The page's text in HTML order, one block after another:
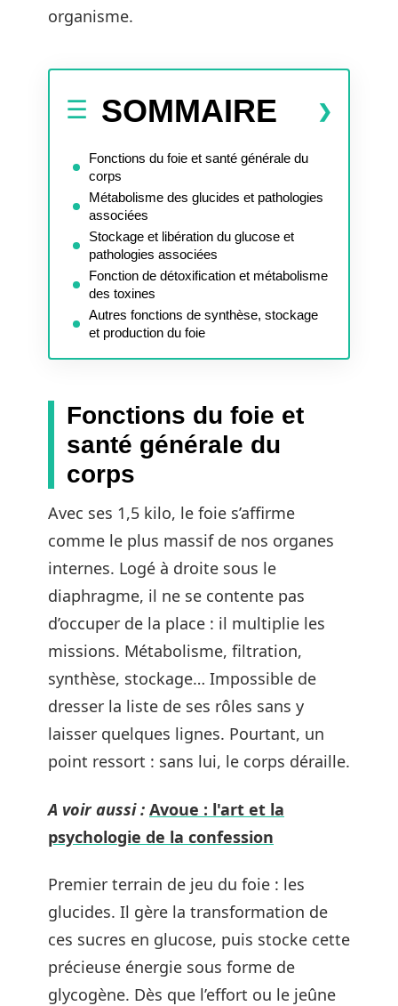
organisme.
SOMMAIRE
Fonctions du foie et santé générale du
corps
Métabolisme des glucides et pathologies
associées
Stockage et libération du glucose et
pathologies associées
Fonction de détoxification et métabolisme
des toxines
Autres fonctions de synthèse, stockage
et production du foie
Fonctions du foie et
santé générale du
corps
Avec ses 1,5 kilo, le foie s’affirme
comme le plus massif de nos organes
internes. Logé à droite sous le
diaphragme, il ne se contente pas
d’occuper de la place : il multiplie les
missions. Métabolisme, filtration,
synthèse, stockage… Impossible de
dresser la liste de ses rôles sans y
laisser quelques lignes. Pourtant, un
point ressort : sans lui, le corps déraille.
A voir aussi : Avoue : l'art et la
psychologie de la confession
Premier terrain de jeu du foie : les
glucides. Il gère la transformation de
ces sucres en glucose, puis stocke cette
précieuse énergie sous forme de
glycogène. Dès que l’effort ou le jeûne